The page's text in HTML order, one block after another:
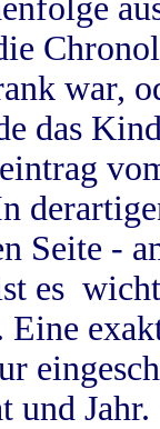
war,
das
Seite -
es
und Jahr.